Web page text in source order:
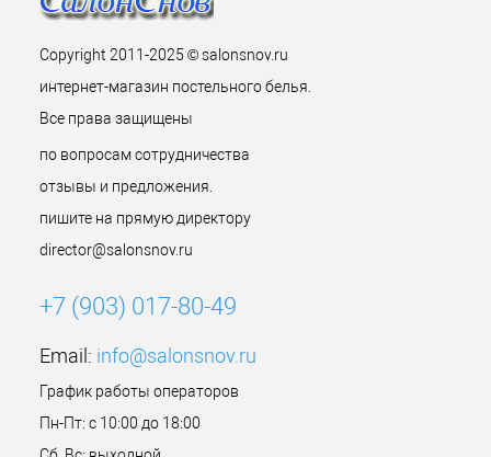
Copyright 2011-2025 © salonsnov.ru
интернет-магазин постельного белья.
Все права защищены
по вопросам сотрудничества
отзывы и предложения.
пишите на прямую директору
director@salonsnov.ru
+7 (903) 017-80-49
Email: info@salonsnov.ru
График работы операторов
Пн-Пт: с 10:00 до 18:00